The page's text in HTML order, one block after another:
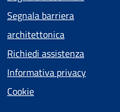
Segnala barriera
architettonica
Richiedi assistenza
Informativa privacy
Cookie